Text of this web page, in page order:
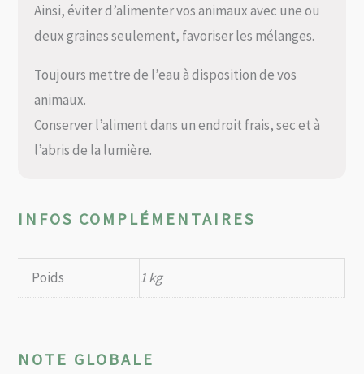
Ainsi, éviter d’alimenter vos animaux avec une ou
deux graines seulement, favoriser les mélanges.
Toujours mettre de l’eau à disposition de vos
animaux.
Conserver l’aliment dans un endroit frais, sec et à
l’abris de la lumière.
INFOS COMPLÉMENTAIRES
Poids 1 kg
NOTE GLOBALE